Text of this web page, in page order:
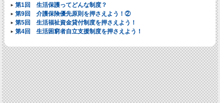
第1回 生活保護ってどんな制度？
第9回 介護保険優先原則を押さえよう！②
第5回 生活福祉資金貸付制度を押さえよう！
第4回 生活困窮者自立支援制度を押さえよう！